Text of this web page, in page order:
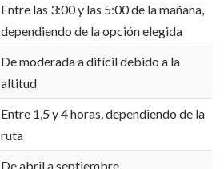
Entre las 3:00 y las 5:00 de la mañana,
dependiendo de la opción elegida
De moderada a difícil debido a la
altitud
Entre 1,5 y 4 horas, dependiendo de la
ruta
De abril a septiembre